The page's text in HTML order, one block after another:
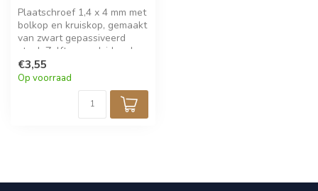
Plaatschroef 1,4 x 4 mm met
bolkop en kruiskop, gemaakt
van zwart gepassiveerd
staal. Zelftappend, ideaal
voor fijne bevestiging in
metaal, hout, kunststof of
elektronica. Perfect voor
modelbouw en precisiewerk.
Verpakt per 100 stuks.
€3,55
Op voorraad